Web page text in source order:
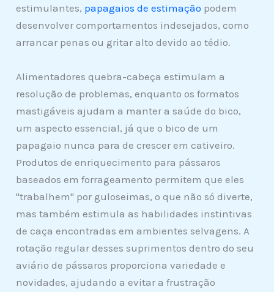
estimulantes, papagaios de estimação podem
desenvolver comportamentos indesejados, como
arrancar penas ou gritar alto devido ao tédio.
Alimentadores quebra-cabeça estimulam a
resolução de problemas, enquanto os formatos
mastigáveis ajudam a manter a saúde do bico,
um aspecto essencial, já que o bico de um
papagaio nunca para de crescer em cativeiro.
Produtos de enriquecimento para pássaros
baseados em forrageamento permitem que eles
"trabalhem" por guloseimas, o que não só diverte,
mas também estimula as habilidades instintivas
de caça encontradas em ambientes selvagens. A
rotação regular desses suprimentos dentro do seu
aviário de pássaros proporciona variedade e
novidades, ajudando a evitar a frustração